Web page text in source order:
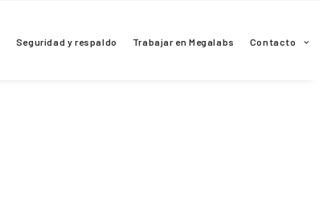
Seguridad y respaldo Trabajar en Megalabs Contacto